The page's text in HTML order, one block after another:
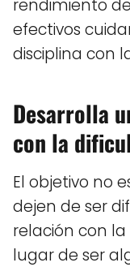
rendimiento
efectivos
disciplina con
Desarrolla
con la
El objetivo no
dejen de ser
relación con
lugar de ser